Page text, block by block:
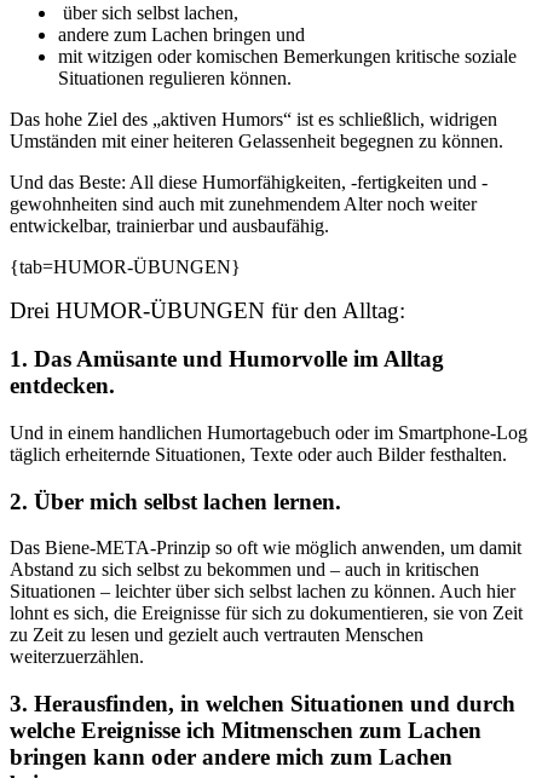
über sich selbst lachen,
andere zum Lachen bringen und
mit witzigen oder komischen Bemerkungen kritische soziale
Situationen regulieren können.
Das hohe Ziel des „aktiven Humors“ ist es schließlich, widrigen
Umständen mit einer heiteren Gelassenheit begegnen zu können.
Und das Beste: All diese Humorfähigkeiten, -fertigkeiten und -
gewohnheiten sind auch mit zunehmendem Alter noch weiter
entwickelbar, trainierbar und ausbaufähig.
{tab=HUMOR-ÜBUNGEN}
Drei HUMOR-ÜBUNGEN für den Alltag:
1. Das Amüsante und Humorvolle im Alltag
entdecken.
Und in einem handlichen Humortagebuch oder im Smartphone-Log
täglich erheiternde Situationen, Texte oder auch Bilder festhalten.
2. Über mich selbst lachen lernen.
Das Biene-META-Prinzip so oft wie möglich anwenden, um damit
Abstand zu sich selbst zu bekommen und – auch in kritischen
Situationen – leichter über sich selbst lachen zu können. Auch hier
lohnt es sich, die Ereignisse für sich zu dokumentieren, sie von Zeit
zu Zeit zu lesen und gezielt auch vertrauten Menschen
weiterzuerzählen.
3. Herausfinden, in welchen Situationen und durch
welche Ereignisse ich Mitmenschen zum Lachen
bringen kann oder andere mich zum Lachen